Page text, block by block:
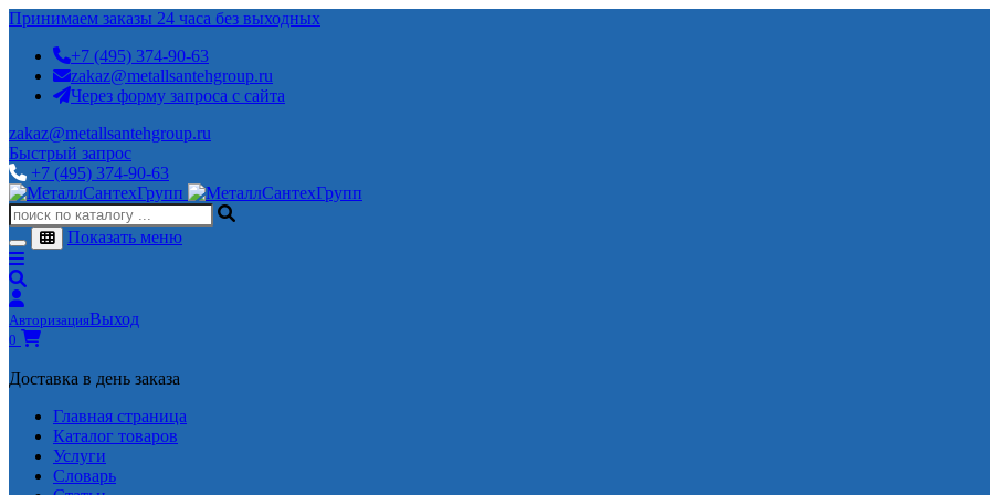
Принимаем заказы 24 часа без выходных
+7 (495) 374-90-63
zakaz@metallsantehgroup.ru
Через форму запроса с сайта
zakaz@metallsantehgroup.ru
Быстрый запрос
+7 (495) 374-90-63
Показать меню
АвторизацияВыход
0
Доставка в день заказа
Главная страница
Каталог товаров
Услуги
Словарь